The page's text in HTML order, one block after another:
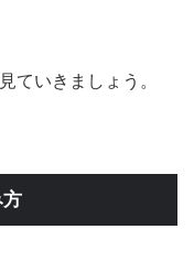
ていきましょう。